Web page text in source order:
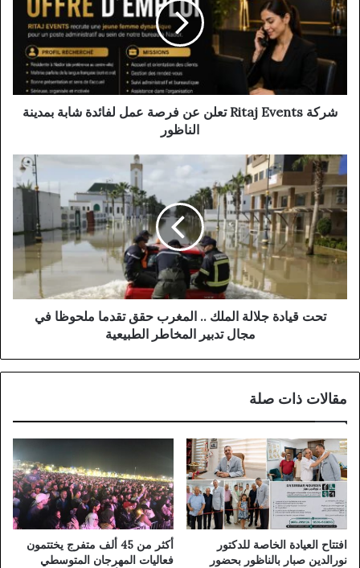
تعلن
عن
عمل
لفائدة
شابة
بمدينة
شركة Ritaj Events تعلن عن فرصة عمل لفائدة شابة بمدينة
الناظور
تحت
قيادة
جلالة
الملك
المغرب
حقق
تقدما
ملحوظا
تحت قيادة جلالة الملك .. المغرب حقق تقدما ملحوظا في
مجال تدبير المخاطر الطبيعية
مقالات ذات صلة
افتتاح العيادة الخاصة للدكتور
نورالدين صبار بالناظور بحضور
أكثر من 45 ألف متفرج يختتمون
فعاليات المهرجان المتوسطي